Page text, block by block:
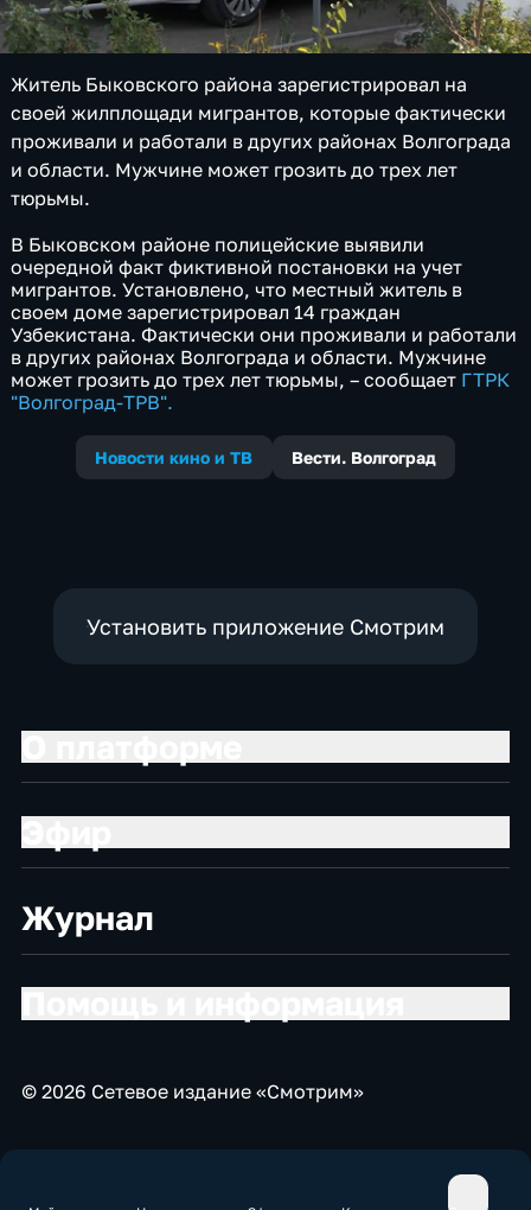
Житель Быковского района зарегистрировал на
своей жилплощади мигрантов, которые фактически
проживали и работали в других районах Волгограда
и области. Мужчине может грозить до трех лет
тюрьмы.
В Быковском районе полицейские выявили
очередной факт фиктивной постановки на учет
мигрантов. Установлено, что местный житель в
своем доме зарегистрировал 14 граждан
Узбекистана. Фактически они проживали и работали
в других районах Волгограда и области. Мужчине
может грозить до трех лет тюрьмы, – сообщает ГТРК
"Волгоград-ТРВ".
Новости кино и ТВ Вести. Волгоград
Установить приложение Смотрим
Журнал
© 2026 Сетевое издание «Смотрим»